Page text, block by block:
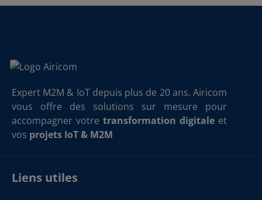
Expert M2M & IoT depuis plus de 20 ans. Airicom
vous offre des solutions sur mesure pour
accompagner votre transformation digitale et
vos projets IoT & M2M
Liens utiles